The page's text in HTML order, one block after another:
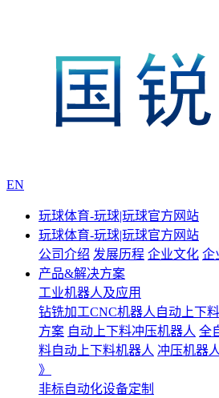
EN
玩球体育-玩球|玩球官方网站
玩球体育-玩球|玩球官方网站
公司介绍 发展历程 企业文化 企
产品&解决方案
工业机器人及应用
钻铣加工CNC机器人自动上下料
方案 自动上下料冲压机器人 全
料自动上下料机器人 冲压机器
》
非标自动化设备定制